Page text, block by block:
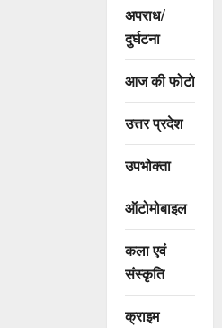
अपराध/
दुर्घटना
आज की फोटो
उत्तर प्रदेश
उपभोक्ता
ऑटोमोबाइल
कला एवं
संस्कृति
क्राइम